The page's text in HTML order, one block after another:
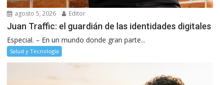
agosto 5, 2026 Editor
Juan Traffic: el guardián de las identidades digitales
Especial. – En un mundo donde gran parte...
Salud y Tecnología